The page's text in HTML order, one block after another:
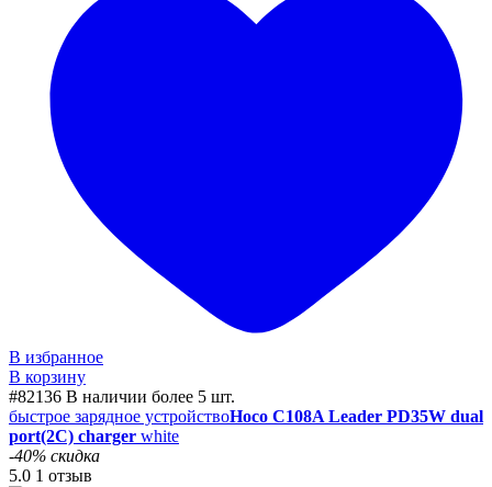
В избранное
В корзину
#82136 В наличии более 5 шт.
быстрое зарядное устройствоHoco C108A Leader PD35W dual
port(2C) charger white
-40% скидка
5.0 1 отзыв